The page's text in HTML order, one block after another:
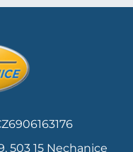
503 15 Nechanice